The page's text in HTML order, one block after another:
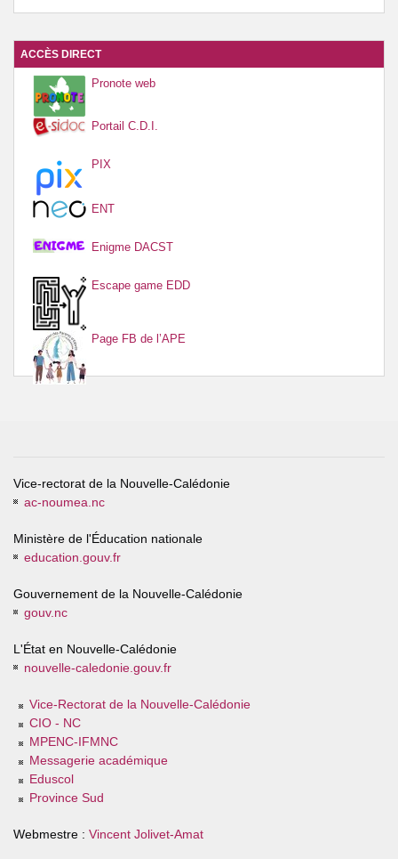
ACCÈS DIRECT
Pronote web
Portail C.D.I.
PIX
ENT
Enigme DACST
Escape game EDD
Page FB de l’APE
Vice-rectorat de la Nouvelle-Calédonie
ac-noumea.nc
Ministère de l'Éducation nationale
education.gouv.fr
Gouvernement de la Nouvelle-Calédonie
gouv.nc
L'État en Nouvelle-Calédonie
nouvelle-caledonie.gouv.fr
Vice-Rectorat de la Nouvelle-Calédonie
CIO - NC
MPENC-IFMNC
Messagerie académique
Eduscol
Province Sud
Webmestre : Vincent Jolivet-Amat